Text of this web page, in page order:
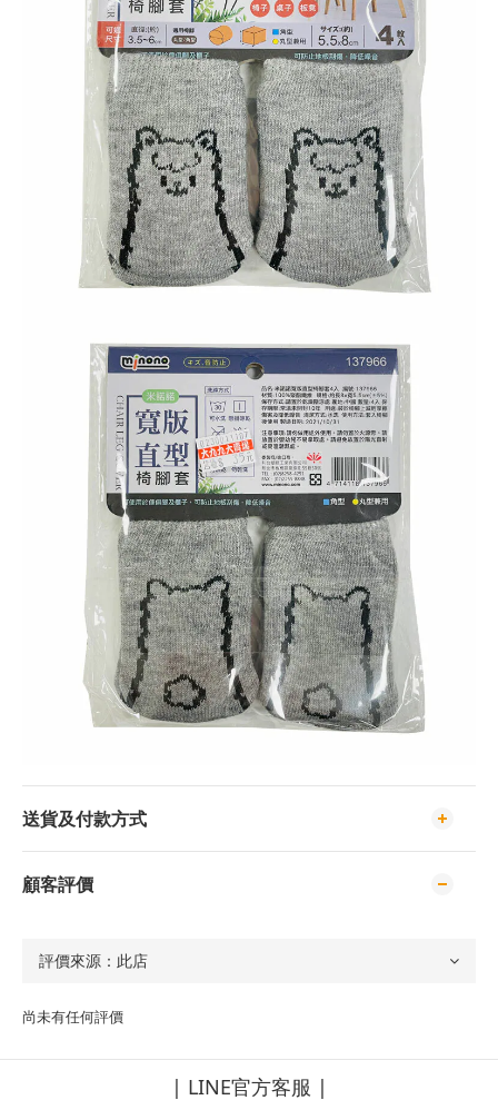
送貨及付款方式
顧客評價
尚未有任何評價
| LINE官方客服 |